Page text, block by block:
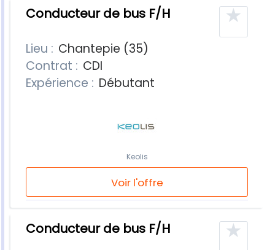
Conducteur de bus F/H ★
Lieu : Chantepie (35)
Contrat : CDI
Expérience : Débutant
Voir l'offre
Keolis
Conducteur de bus F/H ★